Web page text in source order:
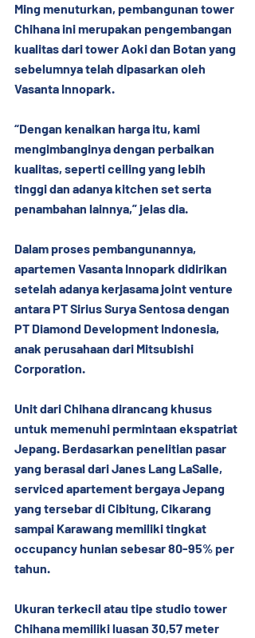
Ming menuturkan, pembangunan tower
Chihana ini merupakan pengembangan
kualitas dari tower Aoki dan Botan yang
sebelumnya telah dipasarkan oleh
Vasanta Innopark.
“Dengan kenaikan harga itu, kami
mengimbanginya dengan perbaikan
kualitas, seperti ceiling yang lebih
tinggi dan adanya kitchen set serta
penambahan lainnya,” jelas dia.
Dalam proses pembangunannya,
apartemen Vasanta Innopark didirikan
setelah adanya kerjasama joint venture
antara PT Sirius Surya Sentosa dengan
PT Diamond Development Indonesia,
anak perusahaan dari Mitsubishi
Corporation.
Unit dari Chihana dirancang khusus
untuk memenuhi permintaan ekspatriat
Jepang. Berdasarkan penelitian pasar
yang berasal dari Janes Lang LaSalle,
serviced apartement bergaya Jepang
yang tersebar di Cibitung, Cikarang
sampai Karawang memiliki tingkat
occupancy hunian sebesar 80-95% per
tahun.
Ukuran terkecil atau tipe studio tower
Chihana memiliki luasan 30,57 meter